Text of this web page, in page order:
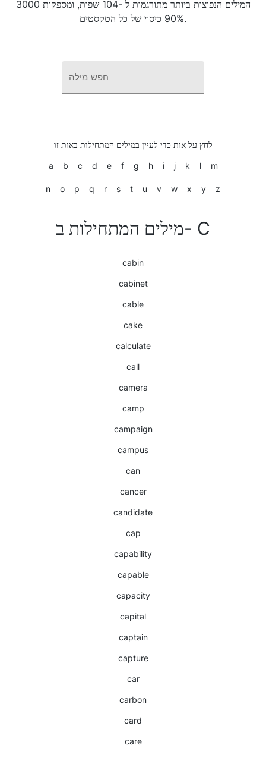
3000 המילים הנפוצות ביותר מתורגמות ל -104 שפות, ומספקות
90% כיסוי של כל הטקסטים.
חפש מילה
לחץ על אות כדי לעיין במילים המתחילות באות זו
a b c d e f g h i j k l m
n o p q r s t u v w x y z
מילים המתחילות ב- C
cabin
cabinet
cable
cake
calculate
call
camera
camp
campaign
campus
can
cancer
candidate
cap
capability
capable
capacity
capital
captain
capture
car
carbon
card
care